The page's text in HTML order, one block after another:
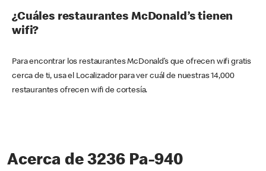
¿Cuáles restaurantes McDonald’s tienen
wifi?
Para encontrar los restaurantes McDonald’s que ofrecen wifi gratis
cerca de ti, usa el Localizador para ver cuál de nuestras 14,000
restaurantes ofrecen wifi de cortesía.
Acerca de 3236 Pa-940